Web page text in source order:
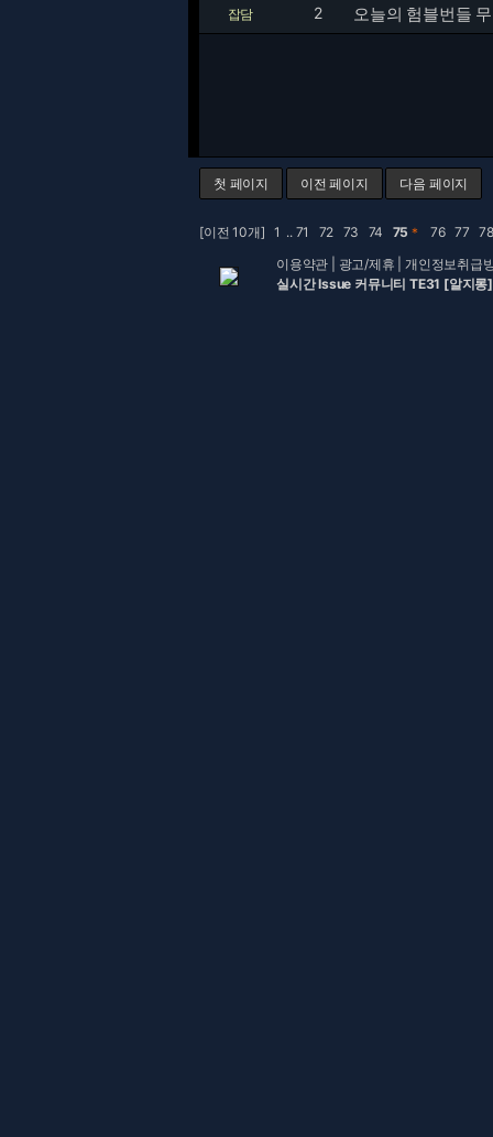
잡담 2 오늘의 험블번들
첫 페이지 이전 페이지 다음 페이지
[이전 10개] 1 ..71 72 73 74 75 ＊ 76 77
이용약관
광고/제휴 |개인정보취급
실시간 Issue 커뮤니티 TE31 [알지